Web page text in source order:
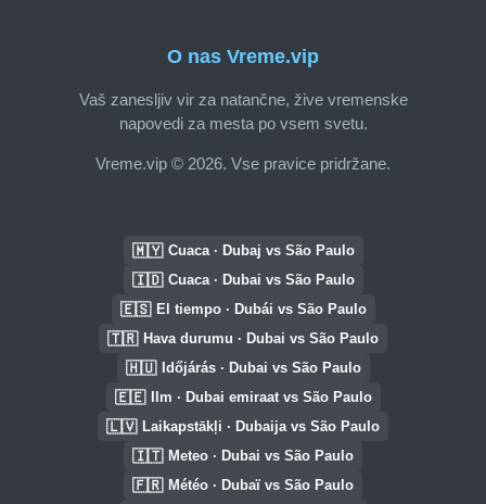
O nas Vreme.vip
Vaš zanesljiv vir za natančne, žive vremenske
napovedi za mesta po vsem svetu.
Vreme.vip © 2026. Vse pravice pridržane.
🇲🇾 Cuaca · Dubaj vs São Paulo
🇮🇩 Cuaca · Dubai vs São Paulo
🇪🇸 El tiempo · Dubái vs São Paulo
🇹🇷 Hava durumu · Dubai vs São Paulo
🇭🇺 Időjárás · Dubai vs São Paulo
🇪🇪 Ilm · Dubai emiraat vs São Paulo
🇱🇻 Laikapstākļi · Dubaija vs São Paulo
🇮🇹 Meteo · Dubai vs São Paulo
🇫🇷 Météo · Dubaï vs São Paulo